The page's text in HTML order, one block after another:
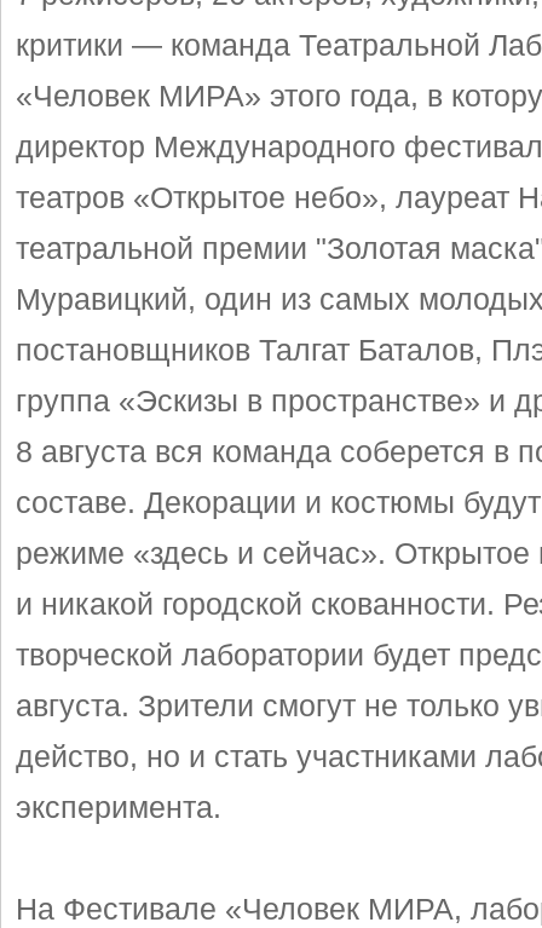
критики — команда Театральной
«Человек МИРА» этого года, в
директор Международного
театров «Открытое небо», лауреат
театральной премии "Золотая
Муравицкий, один из самых
постановщников Талгат Баталов,
группа «Эскизы в пространстве» и
8 августа вся команда соберется в
составе. Декорации и костюмы
режиме «здесь и сейчас». Открытое
и никакой городской скованности.
творческой лаборатории будет
августа. Зрители смогут не только
действо, но и стать участниками
эксперимента.
На Фестивале «Человек МИРА,